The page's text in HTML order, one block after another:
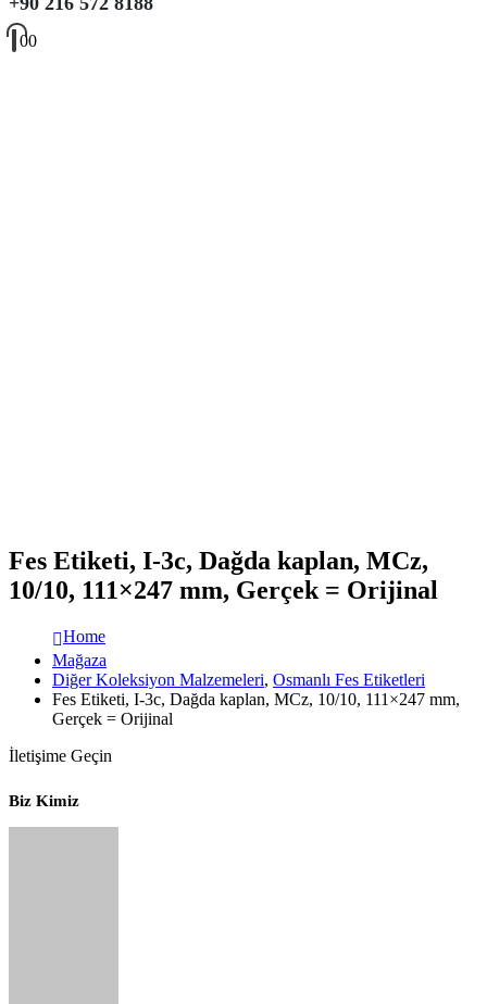
00
Fes Etiketi, I-3c, Dağda kaplan, MCz,
10/10, 111×247 mm, Gerçek = Orijinal
Home
Mağaza
Diğer Koleksiyon Malzemeleri, Osmanlı Fes Etiketleri
Fes Etiketi, I-3c, Dağda kaplan, MCz, 10/10, 111×247 mm,
Gerçek = Orijinal
İletişime Geçin
Biz Kimiz